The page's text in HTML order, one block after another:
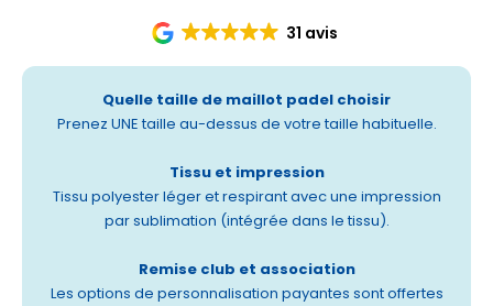
31 avis
Quelle taille de maillot padel choisir
Prenez UNE taille au-dessus de votre taille habituelle.
Tissu et impression
Tissu polyester léger et respirant avec une impression
par sublimation (intégrée dans le tissu).
Remise club et association
Les options de personnalisation payantes sont offertes